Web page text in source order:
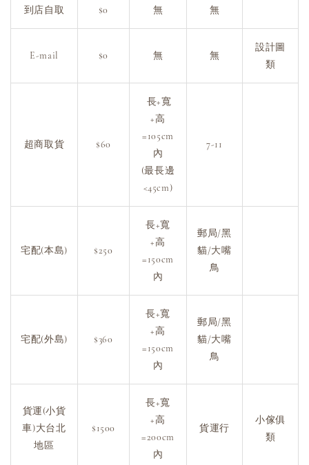
到店自取 $0 無 無
E-mail $0 無 無
設計圖
類
超商取貨 $60
長+寬
+高
=105cm
內
(最長邊
<45cm)
7-11
宅配(本島) $250
長+寬
+高
=150cm
內
郵局/黑
貓/大嘴
鳥
宅配(外島) $360
長+寬
+高
=150cm
內
郵局/黑
貓/大嘴
鳥
貨運(小貨
車)大台北
地區
$1500
長+寬
+高
=200cm
內
貨運行
小傢俱
類